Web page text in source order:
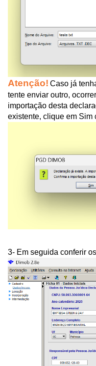
Atenção! Caso já
tente enviar outro,
importação desta
existente, clique em Sim
3- Em seguida conferir